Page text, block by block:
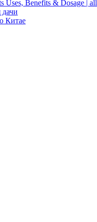
Benefits & Dosage |
Китае